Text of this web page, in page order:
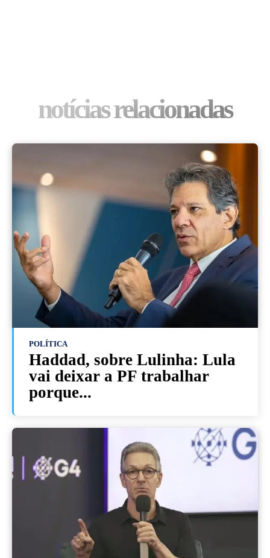
notícias relacionadas
POLÍTICA
Haddad, sobre Lulinha: Lula
vai deixar a PF trabalhar
porque...